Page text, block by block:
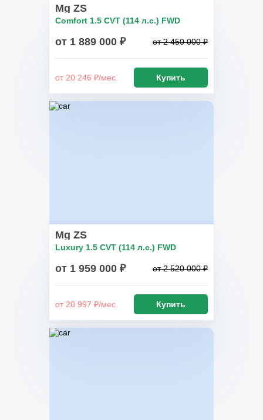
Mg ZS
Comfort 1.5 CVT (114 л.с.) FWD
от 1 889 000 ₽ от 2 450 000 ₽
от 20 246 ₽/мес. Купить
Mg ZS
Luxury 1.5 CVT (114 л.с.) FWD
от 1 959 000 ₽ от 2 520 000 ₽
от 20 997 ₽/мес. Купить